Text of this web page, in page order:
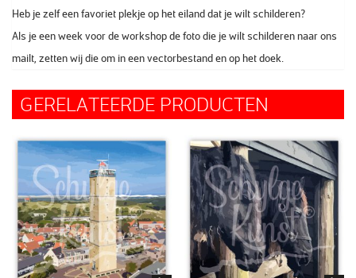
Heb je zelf een favoriet plekje op het eiland dat je wilt schilderen?
Als je een week voor de workshop de foto die je wilt schilderen naar ons
mailt, zetten wij die om in een vectorbestand en op het doek.
GERELATEERDE PRODUCTEN